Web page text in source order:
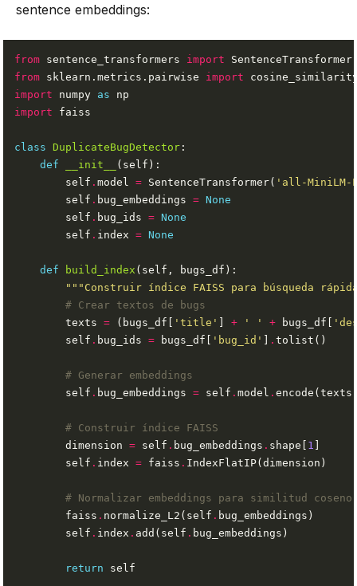
sentence embeddings:
from sentence_transformers import
from sklearn.metrics.pairwise import
import numpy as
import
class DuplicateBugDetector
def
__init__
        self
.model = SentenceTransformer( 'all-MiniLM-
        self
. bug_embeddings = None
        self
. bug_ids = None
        self
. index = None
def build_index
"""Construir índice FAISS para búsqueda
# Crear textos de bugs
        texts
= (bugs_df[ 'title' ] + ' ' + bugs_df[
        self
. bug_ids = bugs_df[ 'bug_id' .
# Generar embeddings
        self
. bug_embeddings = self .model .
# Construir índice FAISS
        dimension
= self . bug_embeddings . shape[ 1
        self
. index = faiss .
# Normalizar embeddings para similitud coseno
        faiss
. normalize_L2(self .
        self
. index . add(self .
return